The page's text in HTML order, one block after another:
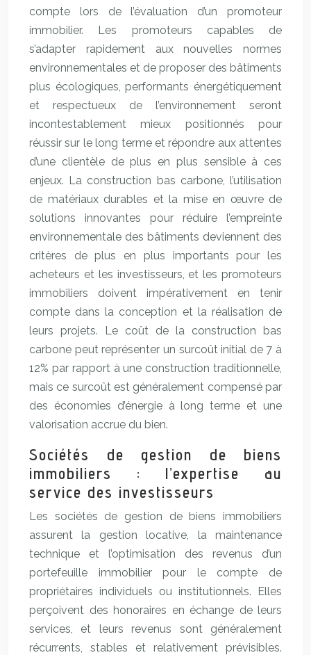
compte lors de l’évaluation d’un promoteur
immobilier. Les promoteurs capables de
s’adapter rapidement aux nouvelles normes
environnementales et de proposer des bâtiments
plus écologiques, performants énergétiquement
et respectueux de l’environnement seront
incontestablement mieux positionnés pour
réussir sur le long terme et répondre aux attentes
d’une clientèle de plus en plus sensible à ces
enjeux. La construction bas carbone, l’utilisation
de matériaux durables et la mise en œuvre de
solutions innovantes pour réduire l’empreinte
environnementale des bâtiments deviennent des
critères de plus en plus importants pour les
acheteurs et les investisseurs, et les promoteurs
immobiliers doivent impérativement en tenir
compte dans la conception et la réalisation de
leurs projets. Le coût de la construction bas
carbone peut représenter un surcoût initial de 7 à
12% par rapport à une construction traditionnelle,
mais ce surcoût est généralement compensé par
des économies d’énergie à long terme et une
valorisation accrue du bien.
Sociétés de gestion de biens
immobiliers : l’expertise au
service des investisseurs
Les sociétés de gestion de biens immobiliers
assurent la gestion locative, la maintenance
technique et l’optimisation des revenus d’un
portefeuille immobilier pour le compte de
propriétaires individuels ou institutionnels. Elles
perçoivent des honoraires en échange de leurs
services, et leurs revenus sont généralement
récurrents, stables et relativement prévisibles.